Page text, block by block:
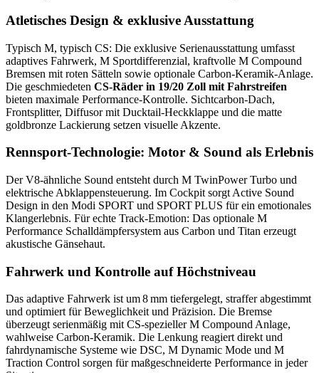
Atletisches Design & exklusive Ausstattung
Typisch M, typisch CS: Die exklusive Serienausstattung umfasst
adaptives Fahrwerk, M Sportdifferenzial, kraftvolle M Compound
Bremsen mit roten Sätteln sowie optionale Carbon-Keramik-Anlage.
Die geschmiedeten CS-Räder in 19/20 Zoll mit Fahrstreifen
bieten maximale Performance-Kontrolle. Sichtcarbon-Dach,
Frontsplitter, Diffusor mit Ducktail-Heckklappe und die matte
goldbronze Lackierung setzen visuelle Akzente.
Rennsport-Technologie: Motor & Sound als Erlebnis
Der V8‑ähnliche Sound entsteht durch M TwinPower Turbo und
elektrische Abklappensteuerung. Im Cockpit sorgt Active Sound
Design in den Modi SPORT und SPORT PLUS für ein emotionales
Klangerlebnis. Für echte Track-Emotion: Das optionale M
Performance Schalldämpfersystem aus Carbon und Titan erzeugt
akustische Gänsehaut.
Fahrwerk und Kontrolle auf Höchstniveau
Das adaptive Fahrwerk ist um 8 mm tiefergelegt, straffer abgestimmt
und optimiert für Beweglichkeit und Präzision. Die Bremse
überzeugt serienmäßig mit CS‑spezieller M Compound Anlage,
wahlweise Carbon-Keramik. Die Lenkung reagiert direkt und
fahrdynamische Systeme wie DSC, M Dynamic Mode und M
Traction Control sorgen für maßgeschneiderte Performance in jeder